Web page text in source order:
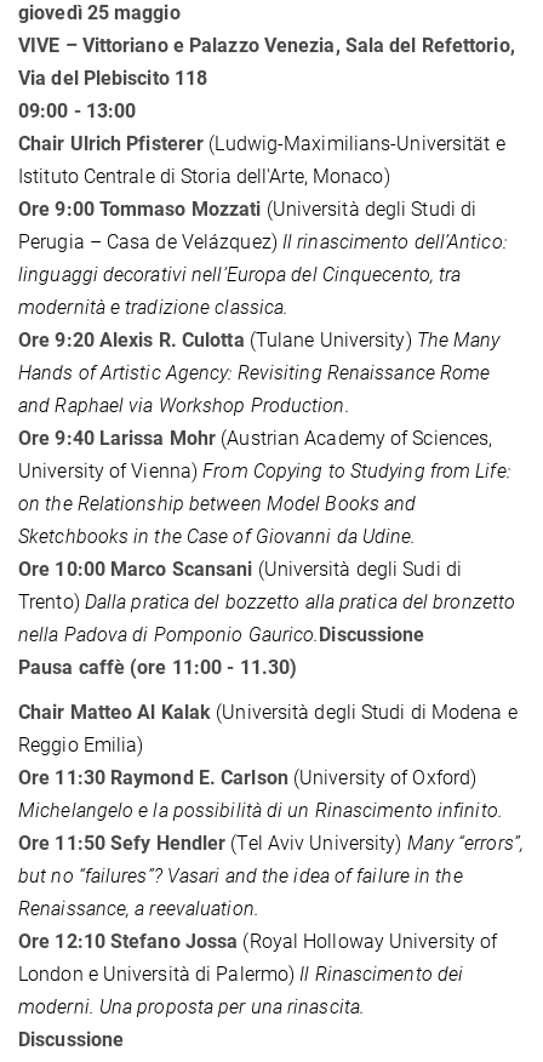
giovedì 25 maggio
VIVE – Vittoriano e Palazzo Venezia, Sala del Refettorio,
Via del Plebiscito 118
09:00 - 13:00
Chair Ulrich Pfisterer (Ludwig-Maximilians-Universität e
Istituto Centrale di Storia dell'Arte, Monaco)
Ore 9:00 Tommaso Mozzati (Università degli Studi di
Perugia – Casa de Velázquez) Il rinascimento dell’Antico:
linguaggi decorativi nell’Europa del Cinquecento, tra
modernità e tradizione classica.
Ore 9:20 Alexis R. Culotta (Tulane University) The Many
Hands of Artistic Agency: Revisiting Renaissance Rome
and Raphael via Workshop Production.
Ore 9:40 Larissa Mohr (Austrian Academy of Sciences,
University of Vienna)From Copying to Studying from Life:
on the Relationship between Model Books and
Sketchbooks in the Case of Giovanni da Udine.
Ore 10:00 Marco Scansani (Università degli Sudi di
Trento) Dalla pratica del bozzetto alla pratica del bronzetto
nella Padova di Pomponio Gaurico. Discussione
Pausa caffè (ore 11:00 - 11.30)
Chair Matteo Al Kalak (Università degli Studi di Modena e
Reggio Emilia)
Ore 11:30 Raymond E. Carlson (University of Oxford)
Michelangelo e la possibilità di un Rinascimento infinito.
Ore 11:50 Sefy Hendler (Tel Aviv University) Many “errors”,
but no “failures”? Vasari and the idea of failure in the
Renaissance, a reevaluation.
Ore 12:10 Stefano Jossa (Royal Holloway University of
London e Università di Palermo)Il Rinascimento dei
moderni. Una proposta per una rinascita.
Discussione